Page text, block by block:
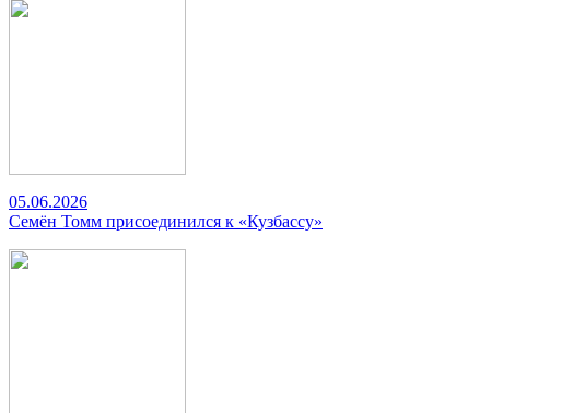
05.06.2026
Семён Томм присоединился к «Кузбассу»